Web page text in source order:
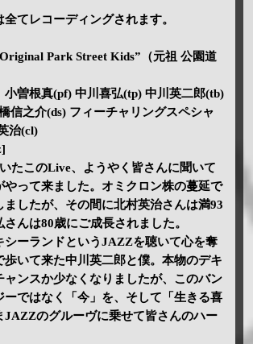
てレコーディングされます。
Park Street Kids”（元祖 公園道
小曽根真(pf) 中川喜弘(tp) 中川英二郎(tb)
信之介(ds) フィーチャリングスペシャ
治(cl)
たこのLive、ようやく皆さんに聞いて
やって来ました。オミクロン株の蔓延で
ましたが、その間に北村英治さんは満93
んは80歳にご成長されました。
シーランドというJAZZを聴いて心を奪
歩いて来た中川英二郎と僕。本物のデキ
ャンスか少なくなりましたが、このバン
ーではなく「今」を、そして「生きる喜
JAZZのグルーヴに乗せて皆さんのハー